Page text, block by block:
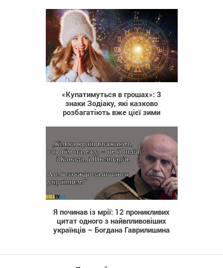
522
«Купатимуться в грошах»: 3
знаки Зодіаку, які казково
розбагатіють вже цієї зими
765
Я починав із мрії: 12 проникливих
цитат одного з найвпливовіших
українців – Богдана Гаврилишина